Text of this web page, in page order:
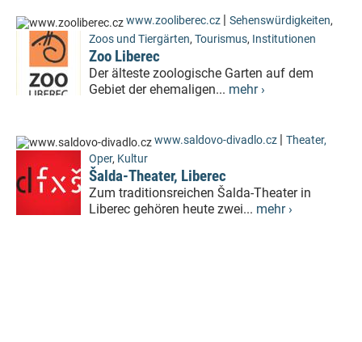
www.zooliberec.cz | Sehenswürdigkeiten,
Zoos und Tiergärten, Tourismus, Institutionen
Zoo Liberec
Der älteste zoologische Garten auf dem
Gebiet der ehemaligen... mehr ›
www.saldovo-divadlo.cz | Theater,
Oper, Kultur
Šalda-Theater, Liberec
Zum traditionsreichen Šalda-Theater in
Liberec gehören heute zwei... mehr ›